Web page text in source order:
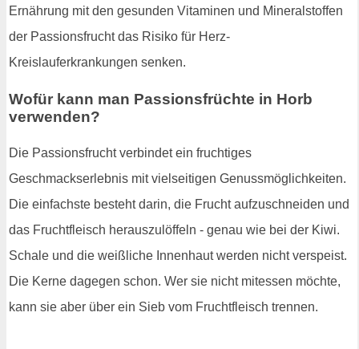
Ernährung mit den gesunden Vitaminen und Mineralstoffen
der Passionsfrucht das Risiko für Herz-
Kreislauferkrankungen senken.
Wofür kann man Passionsfrüchte in Horb
verwenden?
Die Passionsfrucht verbindet ein fruchtiges
Geschmackserlebnis mit vielseitigen Genussmöglichkeiten.
Die einfachste besteht darin, die Frucht aufzuschneiden und
das Fruchtfleisch herauszulöffeln - genau wie bei der Kiwi.
Schale und die weißliche Innenhaut werden nicht verspeist.
Die Kerne dagegen schon. Wer sie nicht mitessen möchte,
kann sie aber über ein Sieb vom Fruchtfleisch trennen.